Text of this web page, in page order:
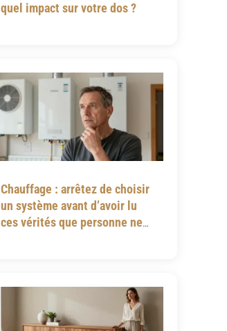
quel impact sur votre dos ?
Chauffage : arrêtez de choisir
un système avant d’avoir lu
ces vérités que personne ne